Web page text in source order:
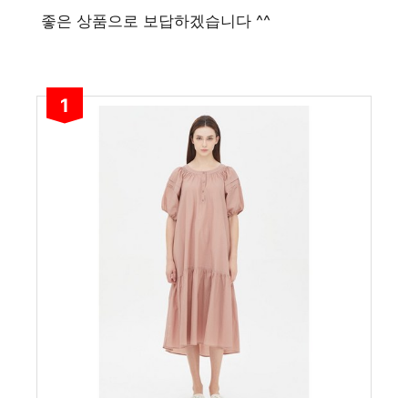
좋은 상품으로 보답하겠습니다 ^^
1